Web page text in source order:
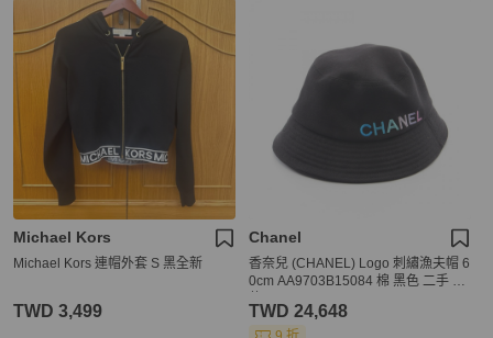
Michael Kors
Michael Kors 連帽外套 S 黑全新
TWD 3,499
Chanel
香奈兒 (CHANEL) Logo 刺繡漁夫帽 6
0cm AA9703B15084 棉 黑色 二手 女
TWD 24,648